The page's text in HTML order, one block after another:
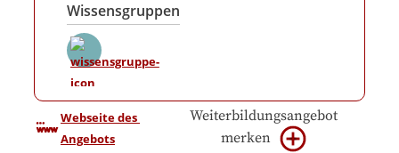
Wissensgruppen
Webseite des
Angebots
Weiterbildungsangebot
merken